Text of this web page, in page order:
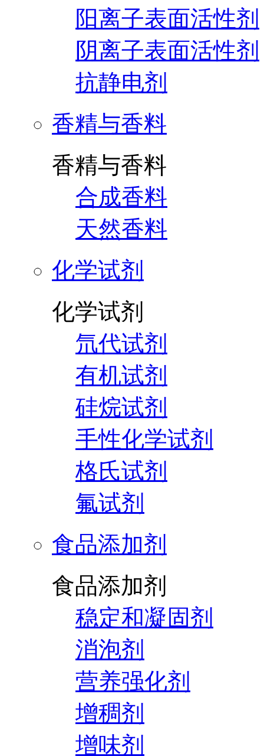
阳离子表面活性剂
阴离子表面活性剂
抗静电剂
香精与香料
香精与香料
合成香料
天然香料
化学试剂
化学试剂
氘代试剂
有机试剂
硅烷试剂
手性化学试剂
格氏试剂
氟试剂
食品添加剂
食品添加剂
稳定和凝固剂
消泡剂
营养强化剂
增稠剂
增味剂